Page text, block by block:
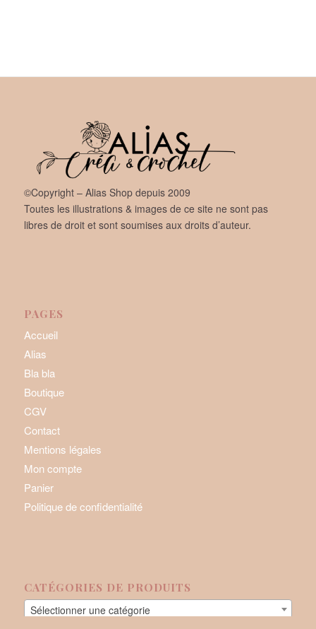
©Copyright – Alias Shop depuis 2009
Toutes les illustrations & images de ce site ne sont pas
libres de droit et sont soumises aux droits d’auteur.
PAGES
Accueil
Alias
Bla bla
Boutique
CGV
Contact
Mentions légales
Mon compte
Panier
Politique de confidentialité
CATÉGORIES DE PRODUITS
Sélectionner une catégorie